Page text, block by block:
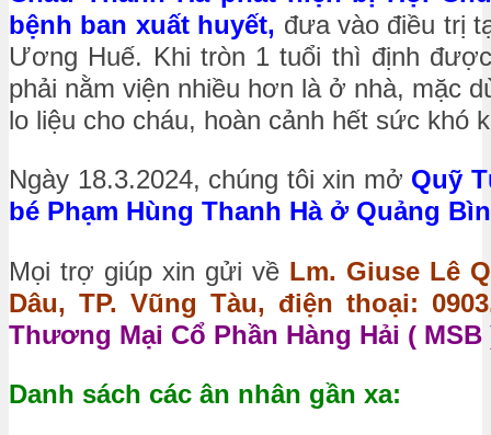
bệnh ban xuất huyết, đưa vào điều trị
Ương Huế. Khi tròn 1 tuổi thì định
phải nằm viện nhiều hơn là ở nhà, mặc
lo liệu cho cháu, hoàn cảnh hết sức khó
Ngày 18.3.2024, chúng tôi xin mở Quỹ
bé Phạm Hùng Thanh Hà ở Quảng
Mọi trợ giúp xin gửi về Lm. Giuse Lê
Dâu, TP. Vũng Tàu, điện thoại:
Thương Mại Cổ Phần Hàng Hải ( MSB
Danh sách các ân nhân gần xa: